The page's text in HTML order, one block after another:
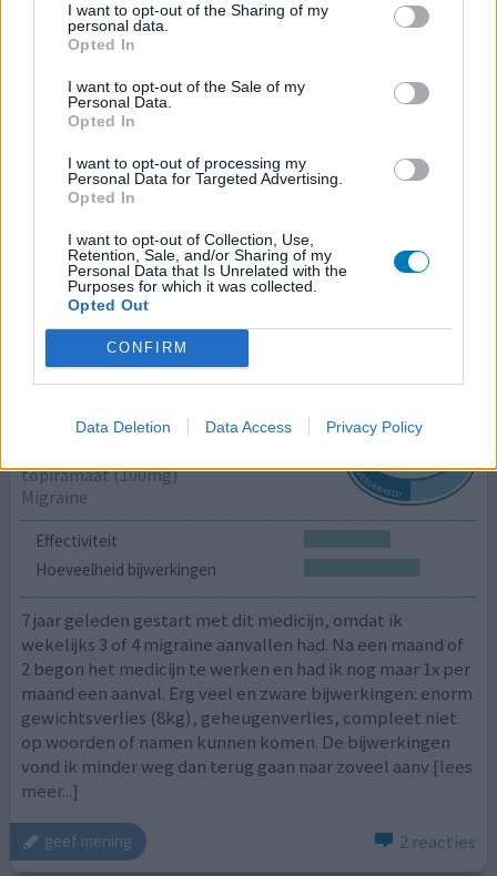
I want to opt-out of the Sharing of my
personal data.
Opted In
I want to opt-out of the Sale of my
Personal Data.
Opted In
I want to opt-out of processing my
Personal Data for Targeted Advertising.
Opted In
I want to opt-out of Collection, Use,
Retention, Sale, and/or Sharing of my
Personal Data that Is Unrelated with the
Purposes for which it was collected.
Opted Out
CONFIRM
Data Deletion Data Access Privacy Policy
27-05-2022 | Vrouw | 60
topiramaat (100mg)
Effectiviteit
Mijn migraine is er wel door onder controle. Als ik het niet
nam had ik per maand zeker minimum 4 x een opstoot
van migraine die minstens 3 dagen duurde. Nu gebeurt
het nog sporadisch en met zolmitriptan is het niet meer
zo hevig.
geef mening 0 reacties
Topiramaat
topiramaat (100mg)
Migraine
Effectiviteit
Hoeveelheid bijwerkingen
7 jaar geleden gestart met dit medicijn, omdat ik
wekelijks 3 of 4 migraine aanvallen had. Na een maand of
2 begon het medicijn te werken en had ik nog maar 1x per
maand een aanval. Erg veel en zware bijwerkingen: enorm
gewichtsverlies (8kg), geheugenverlies, compleet niet
op woorden of namen kunnen komen. De bijwerkingen
vond ik minder weg dan terug gaan naar zoveel aanv [lees
meer...]
geef mening 2 reacties